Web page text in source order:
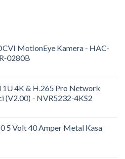
MotionEye Kamera - HAC-
0280B
1U 4K & H.265 Pro Network
(V2.00) - NVR5232-4KS2
5 Volt 40 Amper Metal Kasa